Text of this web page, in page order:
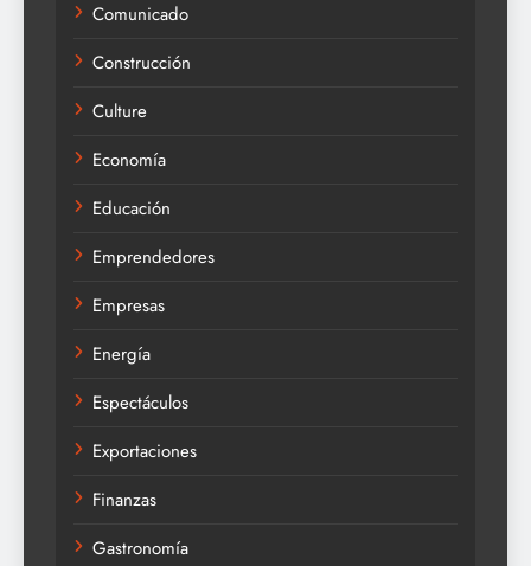
Comunicado
Construcción
Culture
Economía
Educación
Emprendedores
Empresas
Energía
Espectáculos
Exportaciones
Finanzas
Gastronomía